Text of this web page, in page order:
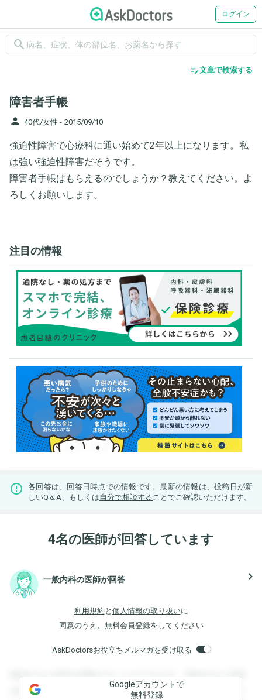
ログイン
search
edit_note文章で検索する
障害者手帳
person 40代/女性 - 2015/09/10
強迫性障害で心療科に通い始めて2年以上になります。私
は強い強迫性障害だそうです。
障害者手帳はもらえるのでしょうか？教えてください。よ
ろしくお願いします。
注目の情報
各回答は、回答日時点での情報です。最新の情報は、投稿日が新
しいQ＆A、もしくは自分で相談する ことでご確認いただけます。
4名の医師が回答しています
一般内科の医師が回答 navigate_next
利用規約 と 個人情報の取り扱いに
同意のうえ、無料会員登録をしてください
AskDoctorsお役立ちメルマガを受け取る
登録すると回答を閲覧することができます。登録すると回答
を閲覧することができます。登録すると回答を閲覧すること
Googleアカウントで
無料登録